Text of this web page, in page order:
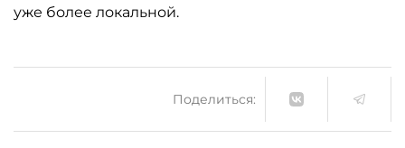
уже более локальной.
Поделиться: